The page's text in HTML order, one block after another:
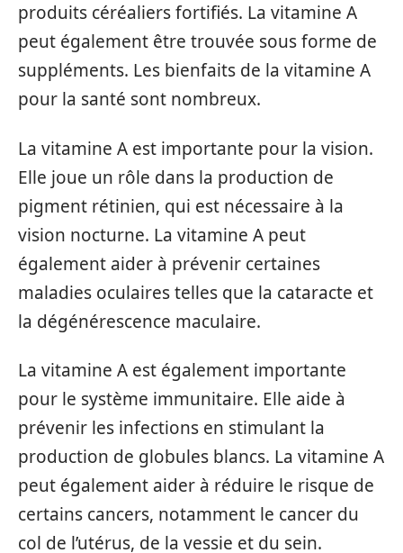
produits céréaliers fortifiés. La vitamine A
peut également être trouvée sous forme de
suppléments. Les bienfaits de la vitamine A
pour la santé sont nombreux.
La vitamine A est importante pour la vision.
Elle joue un rôle dans la production de
pigment rétinien, qui est nécessaire à la
vision nocturne. La vitamine A peut
également aider à prévenir certaines
maladies oculaires telles que la cataracte et
la dégénérescence maculaire.
La vitamine A est également importante
pour le système immunitaire. Elle aide à
prévenir les infections en stimulant la
production de globules blancs. La vitamine A
peut également aider à réduire le risque de
certains cancers, notamment le cancer du
col de l’utérus, de la vessie et du sein.